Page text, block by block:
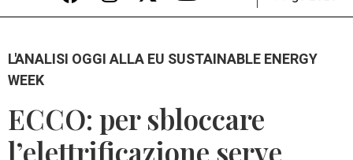
L'ANALISI OGGI ALLA EU SUSTAINABLE ENERGY
WEEK
ECCO: per sbloccare
l’elettrificazione serve